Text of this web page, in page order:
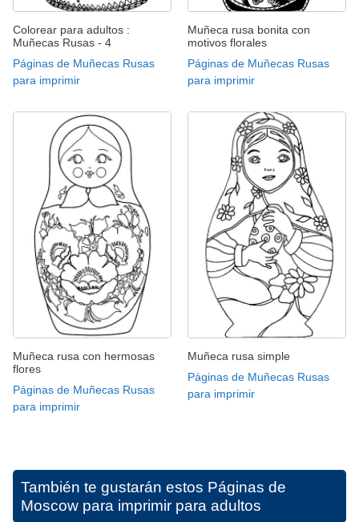
Colorear para adultos :
Muñecas Rusas - 4
Páginas de Muñecas Rusas
para imprimir
Muñeca rusa bonita con
motivos florales
Páginas de Muñecas Rusas
para imprimir
Muñeca rusa con hermosas
flores
Páginas de Muñecas Rusas
para imprimir
Muñeca rusa simple
Páginas de Muñecas Rusas
para imprimir
También te gustarán estos Páginas de
Moscow para imprimir para adultos